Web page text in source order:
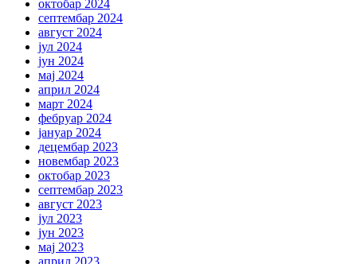
октобар 2024
септембар 2024
август 2024
јул 2024
јун 2024
мај 2024
април 2024
март 2024
фебруар 2024
јануар 2024
децембар 2023
новембар 2023
октобар 2023
септембар 2023
август 2023
јул 2023
јун 2023
мај 2023